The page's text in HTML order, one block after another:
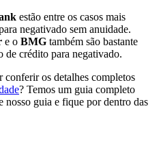
estão entre os casos mais
negativado sem anuidade.
e o BMG também são bastante
de crédito para negativado.
conferir os detalhes completos
? Temos um guia completo
nosso guia e fique por dentro das